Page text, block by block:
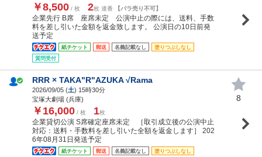
￥8,500 / 枚 2枚 連番 【バラ売り不可】
企業先行 B席 座席未定 公演中止の際には、送料、手数
料を差し引いた金額を返金致します。 公演日の10日前発
送予定
紙チケット 郵送 名義記載なし
塗りつぶしなし
質問受付
RRR × TAKA"R"AZUKA √Rama
2026/09/05 (土) 15時30分
宝塚大劇場 (兵庫)
￥16,000 / 枚 1枚
企業貸切公演 S席確定座席未定 ［取引成立後の公演中止
対応：送料・手数料を差し引いた全額を返金します］ 202
6年08月31日発送予定
紙チケット 郵送 名義記載なし
塗りつぶしなし
8